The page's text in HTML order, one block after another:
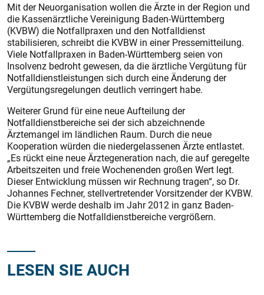
Mit der Neuorganisation wollen die Ärzte in der Region und
die Kassenärztliche Vereinigung Baden-Württemberg
(KVBW) die Notfallpraxen und den Notfalldienst
stabilisieren, schreibt die KVBW in einer Pressemitteilung.
Viele Notfallpraxen in Baden-Württemberg seien von
Insolvenz bedroht gewesen, da die ärztliche Vergütung für
Notfalldienstleistungen sich durch eine Änderung der
Vergütungsregelungen deutlich verringert habe.
Weiterer Grund für eine neue Aufteilung der
Notfalldienstbereiche sei der sich abzeichnende
Ärztemangel im ländlichen Raum. Durch die neue
Kooperation würden die niedergelassenen Ärzte entlastet.
„Es rückt eine neue Ärztegeneration nach, die auf geregelte
Arbeitszeiten und freie Wochenenden großen Wert legt.
Dieser Entwicklung müssen wir Rechnung tragen“, so Dr.
Johannes Fechner, stellvertretender Vorsitzender der KVBW.
Die KVBW werde deshalb im Jahr 2012 in ganz Baden-
Württemberg die Notfalldienstbereiche vergrößern.
LESEN SIE AUCH